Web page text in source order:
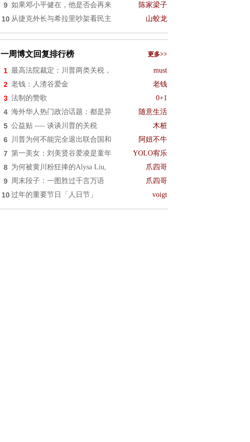
9 如果邓小平健在，他是否会再来 陈家梁子
10 从捷克外长与希拉里吵架看民主 山蛟龙
一周博文回复排行榜 更多>>
1 最高法院裁定：川普两类关税， must
2 老钱：人渣谷爱金 老钱
3 法制的赞歌 0+1
4 海外华人热门政治话题：都是异 随意生活
5 公益贴 ---- 谈谈川普的关税 木桩
6 川普为何不能完全退出联合国和 阿妞不牛
7 第一美女：刘美贤谷爱凌是童年 YOLO宥乐
8 为何被黄川粉狂捧的Alysa Liu, 爪四哥
9 周末段子：一图胜过千言万语 爪四哥
10 过年的重要节日「人日节」 voigt